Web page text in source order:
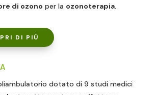
di ozono per la ozonoterapia.
DI PIÙ
dotato di 9 studi medici